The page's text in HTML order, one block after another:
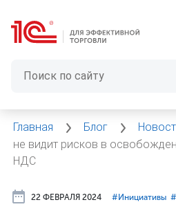
Главная Блог
не видит рисков в
НДС
22 ФЕВРАЛЯ 2024 #⁣Инициативы